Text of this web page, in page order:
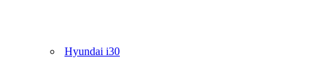
Hyundai i30